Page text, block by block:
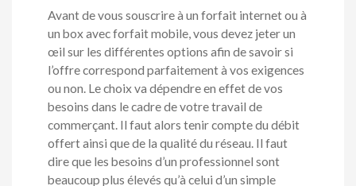
Avant de vous souscrire à un forfait internet ou à
un box avec forfait mobile, vous devez jeter un
œil sur les différentes options afin de savoir si
l’offre correspond parfaitement à vos exigences
ou non. Le choix va dépendre en effet de vos
besoins dans le cadre de votre travail de
commerçant. Il faut alors tenir compte du débit
offert ainsi que de la qualité du réseau. Il faut
dire que les besoins d’un professionnel sont
beaucoup plus élevés qu’à celui d’un simple